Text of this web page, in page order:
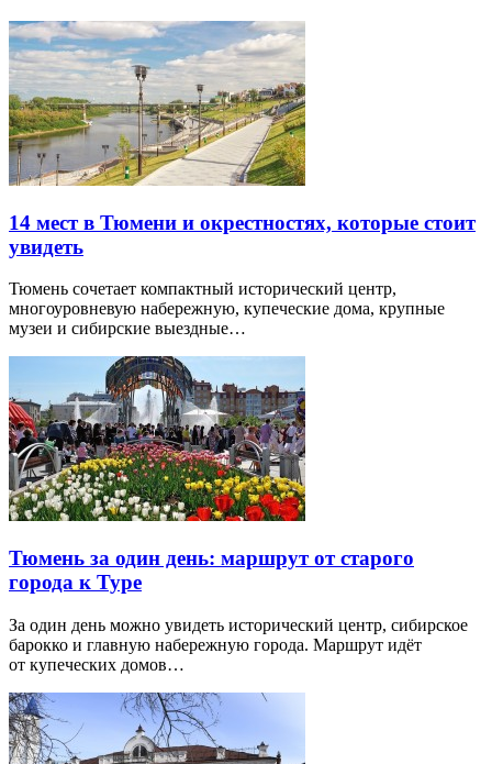
14 мест в Тюмени и окрестностях, которые стоит
увидеть
Тюмень сочетает компактный исторический центр,
многоуровневую набережную, купеческие дома, крупные
музеи и сибирские выездные…
Тюмень за один день: маршрут от старого
города к Туре
За один день можно увидеть исторический центр, сибирское
барокко и главную набережную города. Маршрут идёт
от купеческих домов…